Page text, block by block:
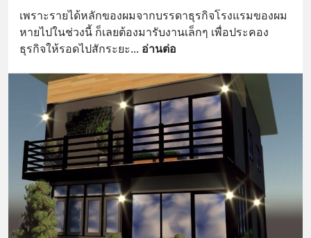
เพราะรายได้หลักของผมจากบรรดาธุรกิจโรงแรมของผม
หายไปในช่วงนี้ ก็เลยต้องมารับงานเล็กๆ เพื่อประคอง
ธุรกิจให้รอดไปสักระยะ... อ่านต่อ